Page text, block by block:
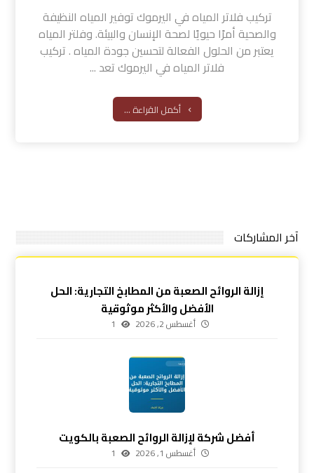
تركيب فلاتر المياه في اليرموك توفير المياه النظيفة
والصحية أمرًا حيويًا لصحة الإنسان والبيئة. وفلتر المياه
يعتبر من الحلول الفعالة لتحسين جودة المياه . تركيب
فلاتر المياه في اليرموك تعد ...
أكمل القراءة ...
آخر المشاركات
إزالة الروائح الصعبة من المطابخ التجارية: الحل
الأفضل والأكثر موثوقية
أغسطس 2, 2026 1
أفضل شركة لإزالة الروائح الصعبة بالكويت
أغسطس 1, 2026 1